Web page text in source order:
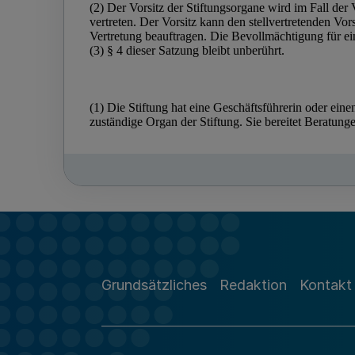
Grundsätzliches Redaktion Kontakt